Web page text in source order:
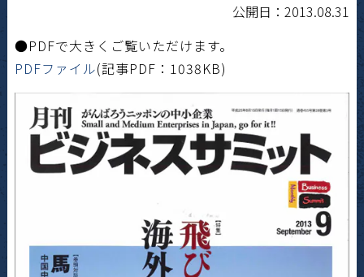
公開日：2013.08.31
●PDFで大きくご覧いただけます。
PDFファイル(記事PDF：1038KB)